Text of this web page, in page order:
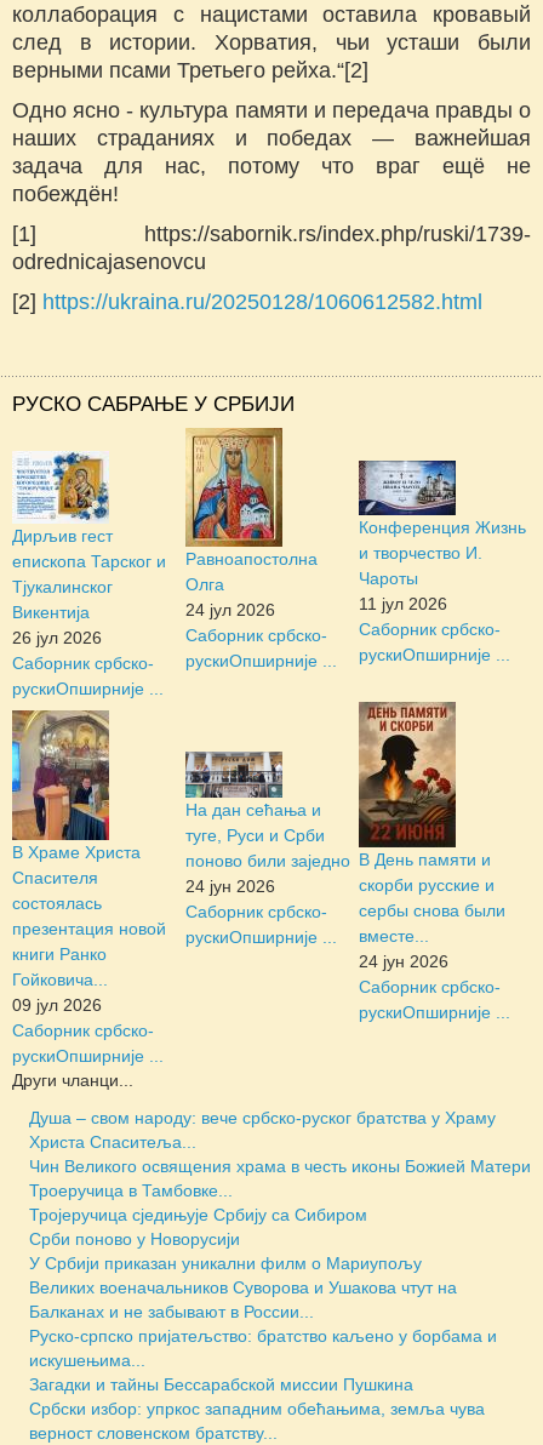
коллаборация с нацистами оставила кровавый
след в истории. Хорватия, чьи усташи были
верными псами Третьего рейха.“[2]
Одно ясно - культура памяти и передача правды о
наших страданиях и победах — важнейшая
задача для нас, потому что враг ещё не
побеждён!
[1] https://sabornik.rs/index.php/ruski/1739-
odrednicajasenovcu
[2] https://ukraina.ru/20250128/1060612582.html
РУСКО САБРАЊЕ У СРБИЈИ
Дирљив гест
епископа Тарског и
Тјукалинског
Викентија
26 јул 2026
Саборник србско-
рускиОпширније ...
Равноапостолна
Олга
24 јул 2026
Саборник србско-
рускиОпширније ...
Конференция Жизнь
и творчество И.
Чароты
11 јул 2026
Саборник србско-
рускиОпширније ...
В Храме Христа
Спасителя
состоялась
презентация новой
книги Ранко
Гойковича...
09 јул 2026
Саборник србско-
рускиОпширније ...
На дан сећања и
туге, Руси и Срби
поново били заједно
24 јун 2026
Саборник србско-
рускиОпширније ...
В День памяти и
скорби русские и
сербы снова были
вместе...
24 јун 2026
Саборник србско-
рускиОпширније ...
Други чланци...
Душа – свом народу: вече србско-руског братства у Храму
Христа Спаситеља...
Чин Великого освящения храма в честь иконы Божией Матери
Троеручица в Тамбовке...
Тројеручица сједињује Србију са Сибиром
Срби поново у Новорусији
У Србији приказан уникални филм о Мариупољу
Великих военачальников Суворова и Ушакова чтут на
Балканах и не забывают в России...
Руско-српско пријатељство: братство каљено у борбама и
искушењима...
Загадки и тайны Бессарабской миссии Пушкина
Србски избор: упркос западним обећањима, земља чува
верност словенском братству...